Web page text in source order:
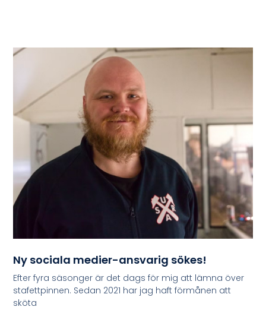
Ny sociala medier-ansvarig sökes!
Efter fyra säsonger är det dags för mig att lämna över
stafettpinnen. Sedan 2021 har jag haft förmånen att
sköta